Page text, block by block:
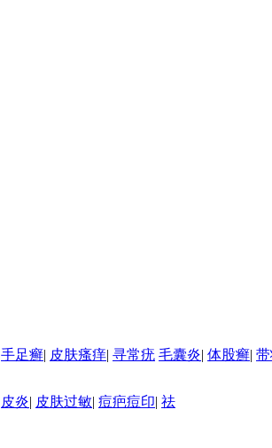
手足癣| 皮肤瘙痒| 寻常疣 毛囊炎| 体股癣|
皮炎| 皮肤过敏| 痘疤痘印| 祛